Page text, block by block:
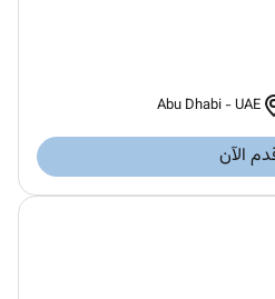
Abu Dhabi -UAE
الآن